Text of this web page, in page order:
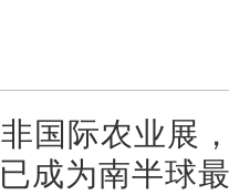
国际农业展
成为南半球